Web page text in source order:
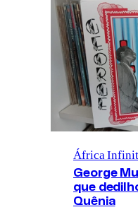
África
George
que
Quênia